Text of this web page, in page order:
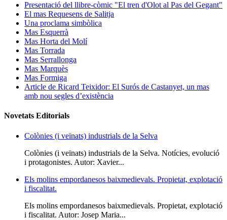
Presentació del llibre-còmic "El tren d'Olot al Pas del Gegant"
El mas Requesens de Salitja
Una proclama simbòlica
Mas Esquerrà
Mas Horta del Molí
Mas Torrada
Mas Serrallonga
Mas Marquès
Mas Formiga
Article de Ricard Teixidor: El Surós de Castanyet, un mas
amb nou segles d’existència
Novetats Editorials
Colònies (i veïnats) industrials de la Selva
Colònies (i veïnats) industrials de la Selva. Notícies, evolució
i protagonistes. Autor: Xavier...
Els molins empordanesos baixmedievals. Propietat, explotació
i fiscalitat.
Els molins empordanesos baixmedievals. Propietat, explotació
i fiscalitat. Autor: Josep Maria...